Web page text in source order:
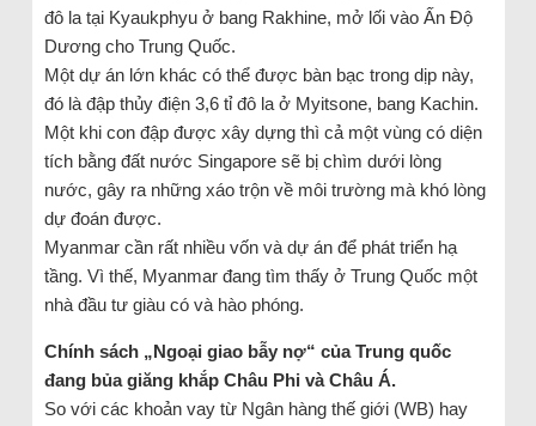
đô la tại Kyaukphyu ở bang Rakhine, mở lối vào Ấn Độ
Dương cho Trung Quốc.
Một dự án lớn khác có thể được bàn bạc trong dịp này,
đó là đập thủy điện 3,6 tỉ đô la ở Myitsone, bang Kachin.
Một khi con đập được xây dựng thì cả một vùng có diện
tích bằng đất nước Singapore sẽ bị chìm dưới lòng
nước, gây ra những xáo trộn về môi trường mà khó lòng
dự đoán được.
Myanmar cần rất nhiều vốn và dự án để phát triển hạ
tầng. Vì thế, Myanmar đang tìm thấy ở Trung Quốc một
nhà đầu tư giàu có và hào phóng.
Chính sách „Ngoại giao bẫy nợ“ của Trung quốc
đang bủa giăng khắp Châu Phi và Châu Á.
So với các khoản vay từ Ngân hàng thế giới (WB) hay